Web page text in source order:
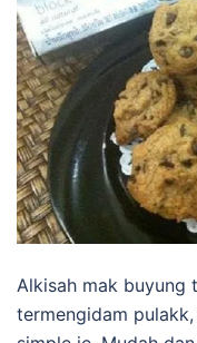
Alkisah mak buyung
termengidam